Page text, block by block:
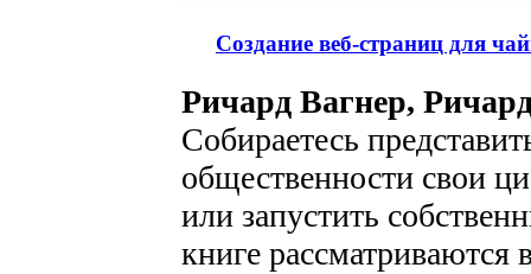
Создание веб-страниц для
Ричард Вагнер,
Собираетесь
общественности свои
или запустить
книге рассматриваются